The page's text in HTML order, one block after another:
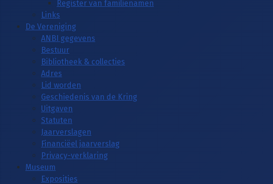
Register van familienamen
Links
De Vereniging
ANBI gegevens
Bestuur
Bibliotheek & collecties
Adres
Lid worden
Geschiedenis van de Kring
Uitgaven
Statuten
Jaarverslagen
Financiëel jaarverslag
Privacy-verklaring
Museum
Exposities